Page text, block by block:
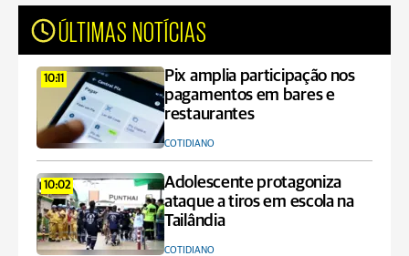
ÚLTIMAS NOTÍCIAS
10:11
Pix amplia participação nos
pagamentos em bares e
restaurantes
COTIDIANO
10:02
Adolescente protagoniza
ataque a tiros em escola na
Tailândia
COTIDIANO